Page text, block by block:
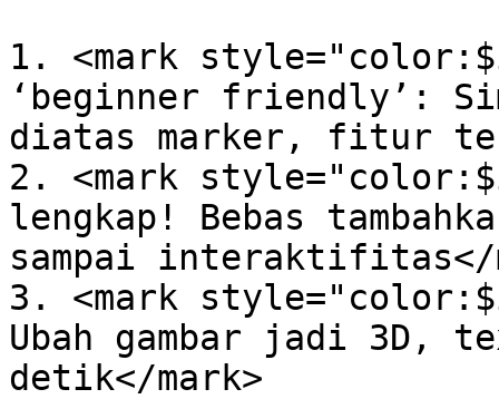
1. <mark
‘beginner friendly’:
diatas marker, fitur
2. <mark
lengkap! Bebas
sampai interaktifitas</
3. <mark
Ubah gambar jadi 3D,
detik</mark>